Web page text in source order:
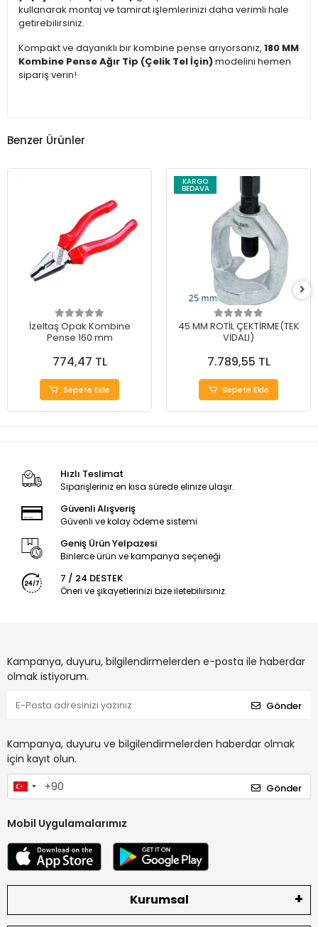
kullanarak montaj ve tamirat işlemlerinizi daha verimli hale
getirebilirsiniz.
Kompakt ve dayanıklı bir kombine pense arıyorsanız, 180 MM
Kombine Pense Ağır Tip (Çelik Tel İçin)modelini hemen
sipariş verin!
Benzer Ürünler
İzeltaş Opak Kombine
Pense 160 mm
774,47 TL
Sepete Ekle
KARGO
BEDAVA
45 MM ROTİL ÇEKTİRME(TEK
VİDALI)
7.789,55 TL
Sepete Ekle
Hızlı Teslimat
Siparişleriniz en kısa sürede elinize ulaşır.
Güvenli Alışveriş
Güvenli ve kolay ödeme sistemi
Geniş Ürün Yelpazesi
Binlerce ürün ve kampanya seçeneği
7 / 24 DESTEK
Öneri ve şikayetlerinizi bize iletebilirsiniz.
Kampanya, duyuru, bilgilendirmelerden e-posta ile haberdar
olmak istiyorum.
Gönder
Kampanya, duyuru ve bilgilendirmelerden haberdar olmak
için kayıt olun.
Gönder
Mobil Uygulamalarımız
Kurumsal